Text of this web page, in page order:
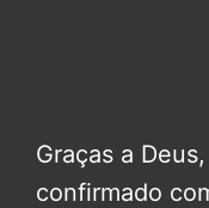
Graças a Deus,
confirmado